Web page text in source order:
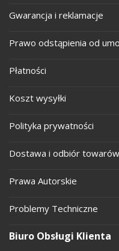
Gwarancja i reklamacje
Prawo odstąpienia od
Płatności
Koszt wysyłki
Polityka prywatności
Dostawa i odbiór towarów
Prawa Autorskie
Problemy Techniczne
Biuro Obsługi Klienta